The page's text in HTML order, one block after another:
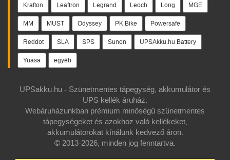
Krafton Leaftron Legrand Leoch Long MGE
MM MUST Odyssey PK Bike Powersafe
Reddot SLA SPS Sunon UPSAkku.hu Battery
Yuasa egyéb
UPSakku.hu - Szünetmentes tápegység, akkumulátor és
UPS kellék áruház.
Webáruházunkban prémium minőségű szünetmentes
tápegységeket és azokhoz való kellékeket,
akkumulátorokat kínálunk kedvező áron.
© 2013-2026, minden jog fenntartva.